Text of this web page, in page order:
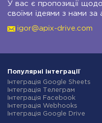
У вас є пропозиції щодо
своїми ідеями з нами за
igor@apix-drive.com
Популярні інтеграції
Інтеграція Google Sheets
Інтеграція Телеграм
Інтеграція Facebook
Інтеграція Webhooks
Інтеграція Google Drive